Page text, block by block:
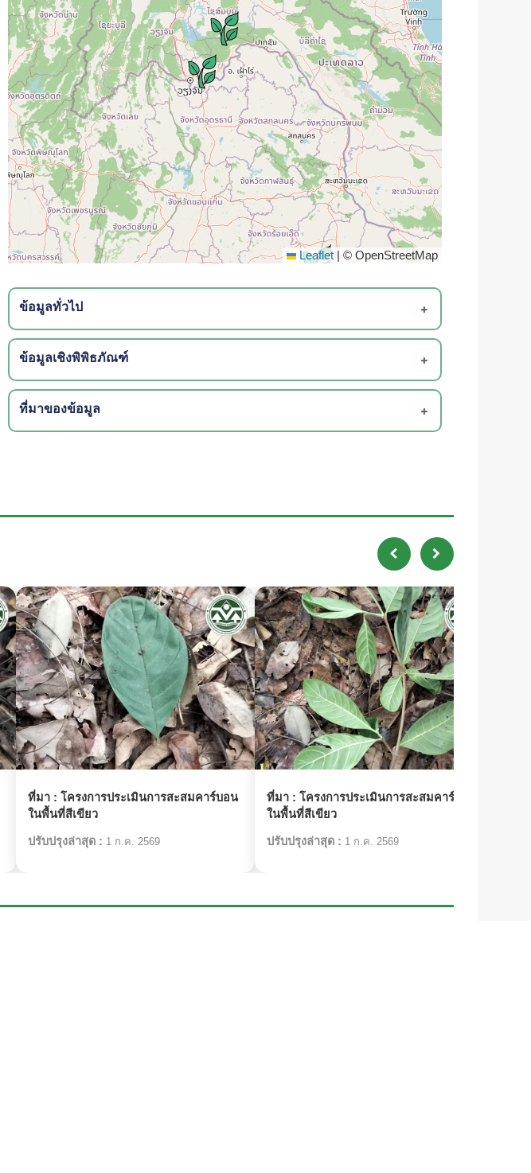
Leaflet | © OpenStreetMap
ข้อมูลทั่วไป
ข้อมูลเชิงพิพิธภัณฑ์
ที่มาของข้อมูล
ที่มา : โครงการประเมินการสะสมคาร์บอน
ในพื้นที่สีเขียว
ปรับปรุงล่าสุด : 1 ก.ค. 2569
ที่มา : โครงการประเมินการสะสมคาร์บอน
ในพื้นที่สีเขียว
ปรับปรุงล่าสุด : 1 ก.ค. 2569